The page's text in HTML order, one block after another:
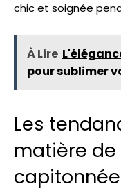
chic et soignée
À Lire
pour sublimer
Les
matière
capitonnée